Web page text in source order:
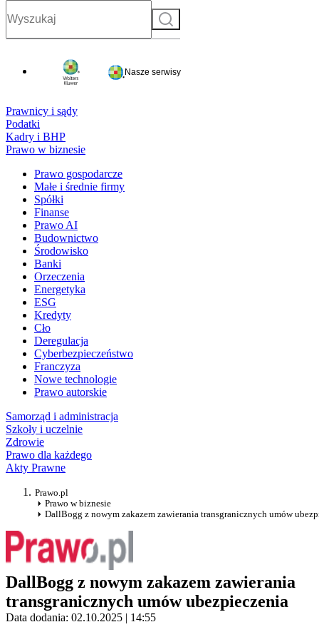
Szukaj
Nasze serwisy
Prawnicy i sądy
Podatki
Kadry i BHP
Prawo w biznesie
Prawo gospodarcze
Małe i średnie firmy
Spółki
Finanse
Prawo AI
Budownictwo
Środowisko
Banki
Orzeczenia
Energetyka
ESG
Kredyty
Cło
Deregulacja
Cyberbezpieczeństwo
Franczyza
Nowe technologie
Prawo autorskie
Samorząd i administracja
Szkoły i uczelnie
Zdrowie
Prawo dla każdego
Akty Prawne
Prawo.pl
Prawo w biznesie
DallBogg z nowym zakazem zawierania transgranicznych umów
DallBogg z nowym zakazem zawierania
transgranicznych umów ubezpieczenia
Data dodania: 02.10.2025 | 14:55